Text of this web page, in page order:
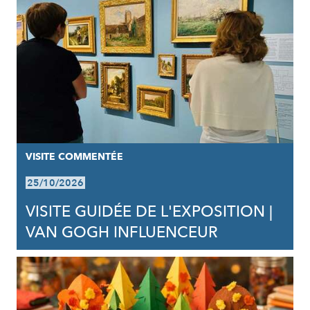
VISITE COMMENTÉE
25/10/2026
VISITE GUIDÉE DE L'EXPOSITION |
VAN GOGH INFLUENCEUR